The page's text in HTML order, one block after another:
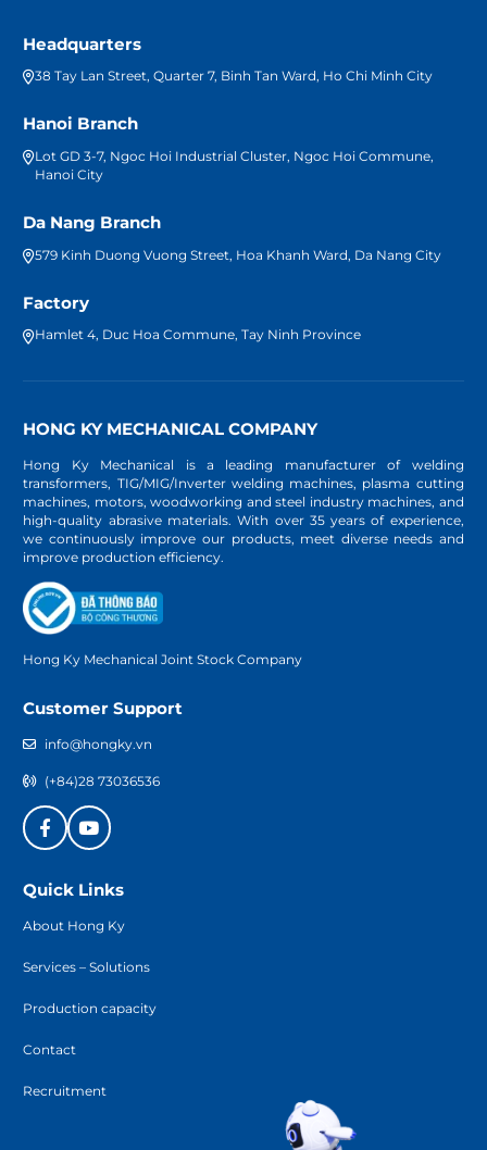
Headquarters
38 Tay Lan Street, Quarter 7, Binh Tan Ward, Ho Chi Minh City
Hanoi Branch
Lot GD 3-7, Ngoc Hoi Industrial Cluster, Ngoc Hoi Commune,
Hanoi City
Da Nang Branch
579 Kinh Duong Vuong Street, Hoa Khanh Ward, Da Nang City
Factory
Hamlet 4, Duc Hoa Commune, Tay Ninh Province
HONG KY MECHANICAL COMPANY
Hong Ky Mechanical is a leading manufacturer of welding
transformers, TIG/MIG/Inverter welding machines, plasma cutting
machines, motors, woodworking and steel industry machines, and
high-quality abrasive materials. With over 35 years of experience,
we continuously improve our products, meet diverse needs and
improve production efficiency.
Hong Ky Mechanical Joint Stock Company
Customer Support
info@hongky.vn
(+84)28 73036536
Quick Links
About Hong Ky
Services – Solutions
Production capacity
Contact
Recruitment